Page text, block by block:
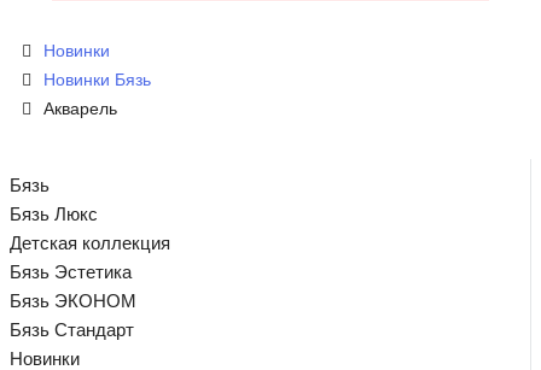
Новинки
Новинки Бязь
Акварель
Бязь
Бязь Люкс
Детская коллекция
Бязь Эстетика
Бязь ЭКОНОМ
Бязь Стандарт
Новинки